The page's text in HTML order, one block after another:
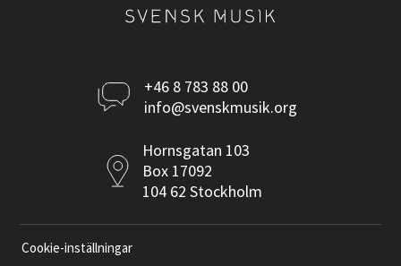
Kontakta
oss
+46 8 783 88 00
info@svenskmusik.org
Postadress
Hornsgatan 103
Box 17092
104 62 Stockholm
Cookie-inställningar